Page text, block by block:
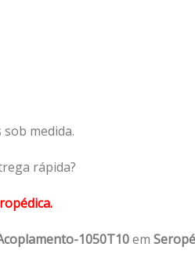
medida.
rápida?
1050T10em